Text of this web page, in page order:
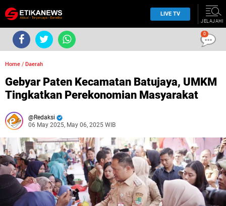
LIVE TV
JELAJAHI
Home / Daerah
Gebyar Paten Kecamatan Batujaya, UMKM
Tingkatkan Perekonomian Masyarakat
Redaksi
06 May 2025, May 06, 2025 WIB
0